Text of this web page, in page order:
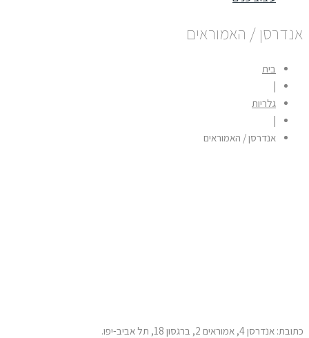
/ האמוראים
בית
|
גלריות
|
אנדרסן / האמוראים
4, אמוראים 2, ברגסון 18, תל אביב-יפו.